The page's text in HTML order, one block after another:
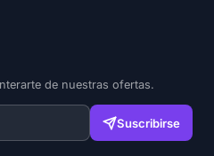
de nuestras ofertas.
Suscribirse